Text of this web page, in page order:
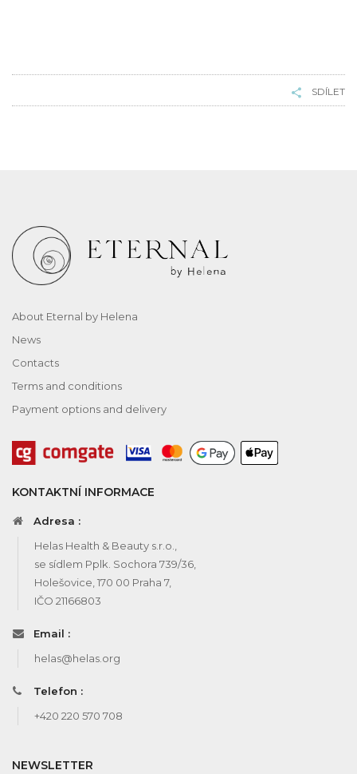
SDÍLET
About Eternal by Helena
News
Contacts
Terms and conditions
Payment options and delivery
KONTAKTNÍ INFORMACE
Adresa :
Helas Health & Beauty s.r.o.,
se sídlem Pplk. Sochora 739/36,
Holešovice, 170 00 Praha 7,
IČO 21166803
Email :
helas@helas.org
Telefon :
+420 220 570 708
NEWSLETTER